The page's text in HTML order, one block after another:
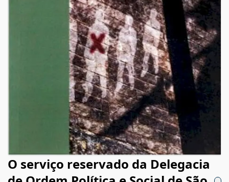
O serviço reservado da Delegacia